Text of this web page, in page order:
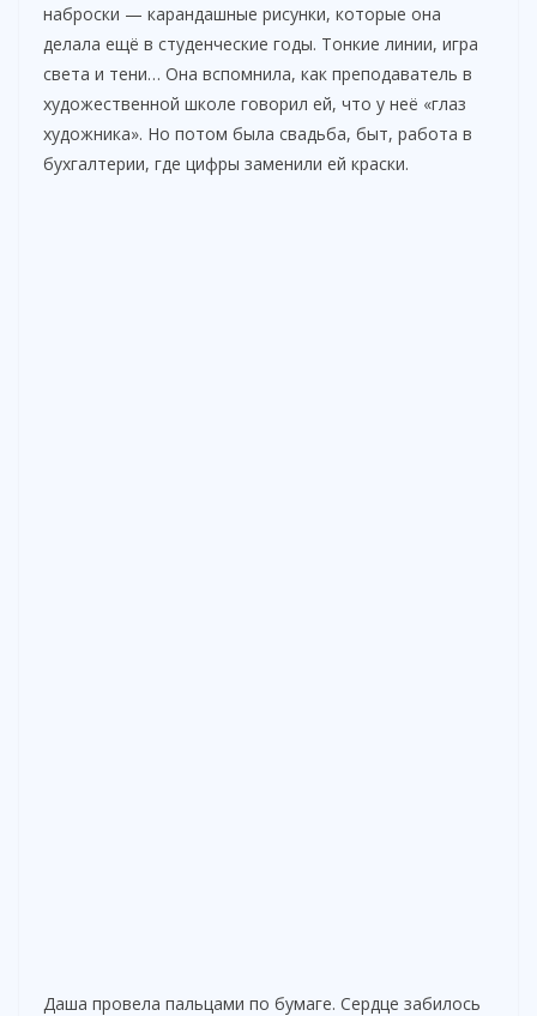
наброски — карандашные рисунки, которые она
делала ещё в студенческие годы. Тонкие линии, игра
света и тени… Она вспомнила, как преподаватель в
художественной школе говорил ей, что у неё «глаз
художника». Но потом была свадьба, быт, работа в
бухгалтерии, где цифры заменили ей краски.
Даша провела пальцами по бумаге. Сердце забилось